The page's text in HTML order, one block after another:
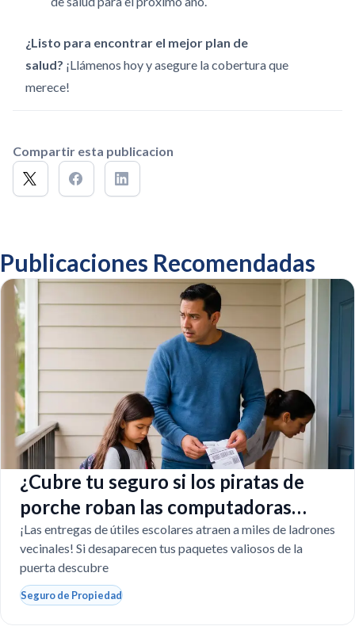
¿Listo para encontrar el mejor plan de
salud? ¡Llámenos hoy y asegure la cobertura que
merece!
Compartir esta publicacion
Publicaciones Recomendadas
¿Cubre tu seguro si los piratas de
porche roban las computadoras
escolares?
¡Las entregas de útiles escolares atraen a miles de ladrones
vecinales! Si desaparecen tus paquetes valiosos de la
puerta descubre
Seguro de Propiedad